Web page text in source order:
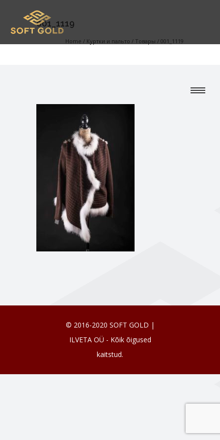
001_1119
Home / Куртки и пальто / Товары / 001_1119
© 2016-2020 SOFT GOLD |
ILVETA OÜ - Kõik õigused
kaitstud.